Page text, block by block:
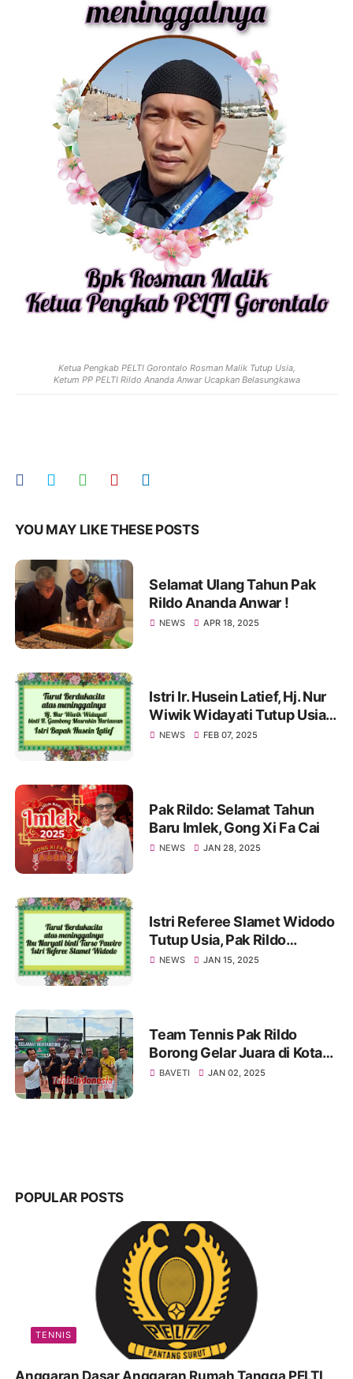
Ketua Pengkab PELTI Gorontalo Rosman Malik Tutup Usia,
Ketum PP PELTI Rildo Ananda Anwar Ucapkan Belasungkawa
YOU MAY LIKE THESE POSTS
Selamat Ulang Tahun Pak
Rildo Ananda Anwar !
NEWS APR 18, 2025
Istri Ir. Husein Latief, Hj. Nur
Wiwik Widayati Tutup Usia.
Pak Rildo Sampaikan
NEWS FEB 07, 2025
Pak Rildo: Selamat Tahun
Baru Imlek, Gong Xi Fa Cai
NEWS JAN 28, 2025
Istri Referee Slamet Widodo
Tutup Usia, Pak Rildo
Sampaikan Ucapan
NEWS JAN 15, 2025
Team Tennis Pak Rildo
Borong Gelar Juara di Kota
Atlas
BAVETI JAN 02, 2025
POPULAR POSTS
TENNIS